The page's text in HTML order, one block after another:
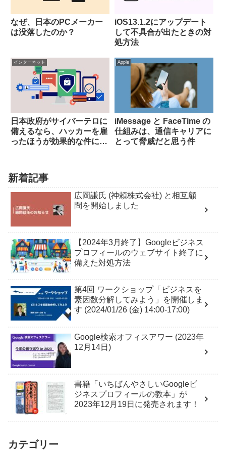
なぜ、日本のPCメーカー
は没落したのか？
iOS13.1.2にアップデート
して不具合が出たときの対
処方法
インターネット
日本政府がサイバーテロに
備えるなら、ハッカーを雇
ったほうが効果的な件につ
Apple
iMessage と FaceTime の
仕組みは、通信キャリアに
とって脅威だと思う件
新着記事
広岡謙氏 (神頼株式会社) と相互顧
問を開始しました
【2024年3月終了】Googleビジネス
プロフィールのウェブサイト終了に
備えた対処方法
第4回 ワークショップ「ビジネスを
素因数分解してみよう」を開催しま
す (2024/01/26 (金) 14:00-17:00)
Google検索オフィスアワー (2023年
12月14日)
書籍「いちばんやさしいGoogleビ
ジネスプロフィールの教本」が
2023年12月19日に発売されます！
カテゴリー